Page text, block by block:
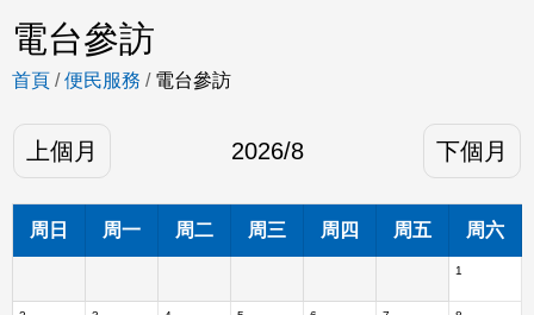
電台參訪
首頁 /便民服務 / 電台參訪
上個月 2026/8 下個月
周日 周一 周二 周三 周四 周五 周六
1